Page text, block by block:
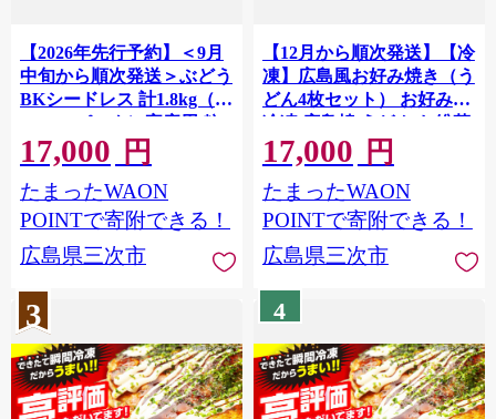
【2026年先行予約】＜9月
中旬から順次発送＞ぶどう
BKシードレス 計1.8kg（約
450g×4パック）家庭用 粒
入り ブドウ 種なし 種無し
訳あり 粒 小房 パック 美味
しい 巨峰 ベリーA ご褒美
濃厚 コク甘 甘い フルーツ
三次 産地直送 農薬低減 安
栽培 農家 農業体験 旬の味
覚 三次市 / 辰巳農園
[APCR002]
17,000 円
たまったWAON
POINTで寄附できる！
広島県三次市
【12月から順次発送】【冷
凍】広島風お好み焼き（う
どん4枚セット） お好み焼
冷凍 広島焼 うどん お総菜
おかず 送料無料 広島県 お
取り寄せ グルメ ソース味
昼食 お昼ごはん 夜食 おや
つ 軽食 夜ごはん 晩ごはん
買い置き レンジ 温めるだ
メ ご当地 広島の味 惣菜 三
[APAK003-12]
17,000 円
たまったWAON
POINTで寄附できる！
広島県三次市
3 4